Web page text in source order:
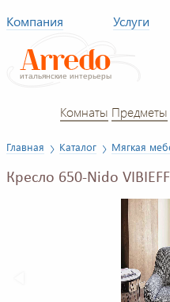
Компания Услуги
Комнаты Предметы
Главная Каталог Мягкая
Кресло 650-Nido